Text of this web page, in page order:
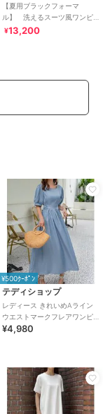
【夏用ブラックフォーマ
ル】 洗えるスーツ風ワンピ
ース/レディース/喪服/礼服/法
¥13,200
¥500ｸｰﾎﾟﾝ
テディショップ
レディース きれいめAライン
ウエストマークフレアワンピ
ース
¥4,980